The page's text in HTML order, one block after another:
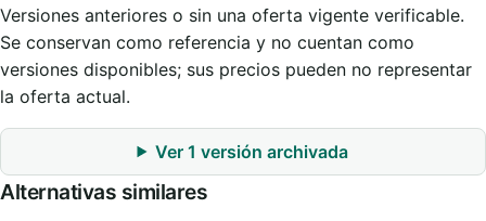
Versiones anteriores o sin una oferta vigente verificable.
Se conservan como referencia y no cuentan como
versiones disponibles; sus precios pueden no representar
la oferta actual.
Ver 1 versión archivada
Alternativas similares